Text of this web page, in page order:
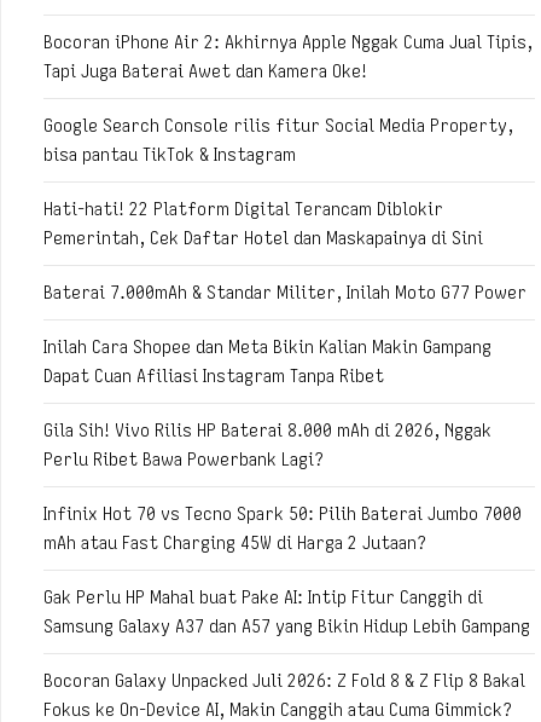
Bocoran iPhone Air 2: Akhirnya Apple Nggak Cuma Jual Tipis,
Tapi Juga Baterai Awet dan Kamera Oke!
Google Search Console rilis fitur Social Media Property,
bisa pantau TikTok & Instagram
Hati-hati! 22 Platform Digital Terancam Diblokir
Pemerintah, Cek Daftar Hotel dan Maskapainya di Sini
Baterai 7.000mAh & Standar Militer, Inilah Moto G77 Power
Inilah Cara Shopee dan Meta Bikin Kalian Makin Gampang
Dapat Cuan Afiliasi Instagram Tanpa Ribet
Gila Sih! Vivo Rilis HP Baterai 8.000 mAh di 2026, Nggak
Perlu Ribet Bawa Powerbank Lagi?
Infinix Hot 70 vs Tecno Spark 50: Pilih Baterai Jumbo 7000
mAh atau Fast Charging 45W di Harga 2 Jutaan?
Gak Perlu HP Mahal buat Pake AI: Intip Fitur Canggih di
Samsung Galaxy A37 dan A57 yang Bikin Hidup Lebih Gampang
Bocoran Galaxy Unpacked Juli 2026: Z Fold 8 & Z Flip 8 Bakal
Fokus ke On-Device AI, Makin Canggih atau Cuma Gimmick?